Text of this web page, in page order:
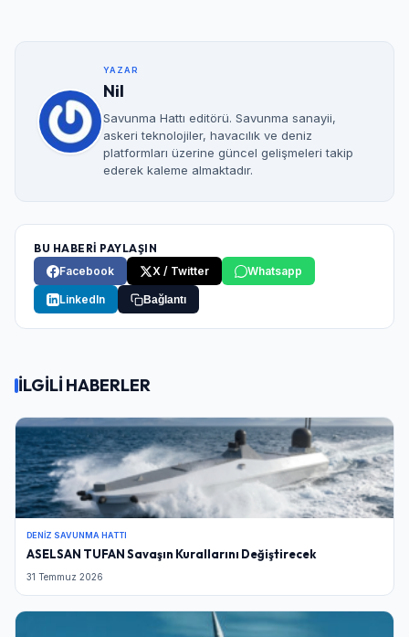
YAZAR
Nil
Savunma Hattı editörü. Savunma sanayii,
askeri teknolojiler, havacılık ve deniz
platformları üzerine güncel gelişmeleri takip
ederek kaleme almaktadır.
BU HABERİ PAYLAŞIN
Facebook
X / Twitter Whatsapp
LinkedIn Bağlantı
İLGİLİ HABERLER
DENIZ SAVUNMA HATTI
ASELSAN TUFAN Savaşın Kurallarını Değiştirecek
31 Temmuz 2026